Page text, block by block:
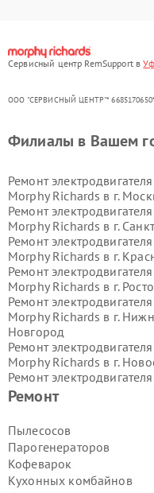
Сервисный центр RemSupport в
ООО "СЕРВИСНЫЙ ЦЕНТР"*
Ремонт
Пылесосов
Парогенераторов
Кофеварок
Кухонных комбайнов
Филиалы в Вашем
Ремонт
Morphy Richards в г.
Ремонт
Morphy Richards в г.
Ремонт
Morphy Richards в г.
Ремонт
Morphy Richards в г.
Ремонт
Morphy Richards в г.
Новгород
Ремонт
Morphy Richards в г.
Ремонт
Morphy Richards в г.
Ремонт электродвигателя
Ремонт
Morphy Richards в г.
Ремонт
Morphy Richards в г.